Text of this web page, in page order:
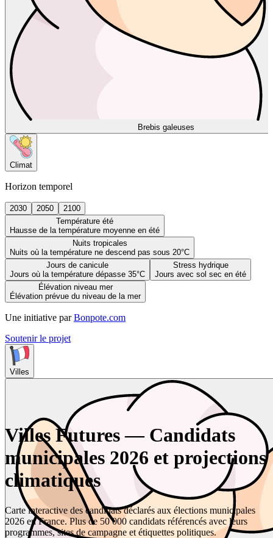
Brebis galeuses
Climat
Horizon temporel
2030 2050
2100
Température été
Hausse de la température moyenne en été
Nuits tropicales
Nuits où la température ne descend pas sous 20°C
Jours de canicule
Jours où la température dépasse 35°C
Stress hydrique
Jours avec sol sec en été
Élévation niveau mer
Élévation prévue du niveau de la mer
Une initiative par Bonpote.com
Soutenir le projet
Villes
Villes Futures — Candidats
municipales 2026 et projections
climatiques
Carte interactive des candidats déclarés aux élections municipales
2026 en France. Plus de 50 000 candidats référencés avec leurs
programmes, sites de campagne et étiquettes politiques.